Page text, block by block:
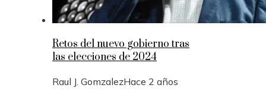
Retos del nuevo gobierno tras
las elecciones de 2024
Raul J. GomzalezHace 2 años